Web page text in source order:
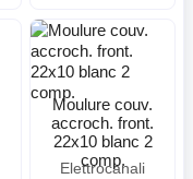
Moulure couv.
accroch. front.
22x10 blanc 2
comp.
Elettrocanali